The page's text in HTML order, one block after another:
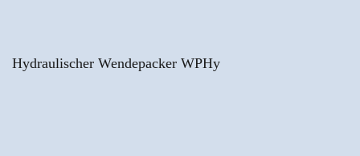
Hydraulischer Wendepacker WPHy